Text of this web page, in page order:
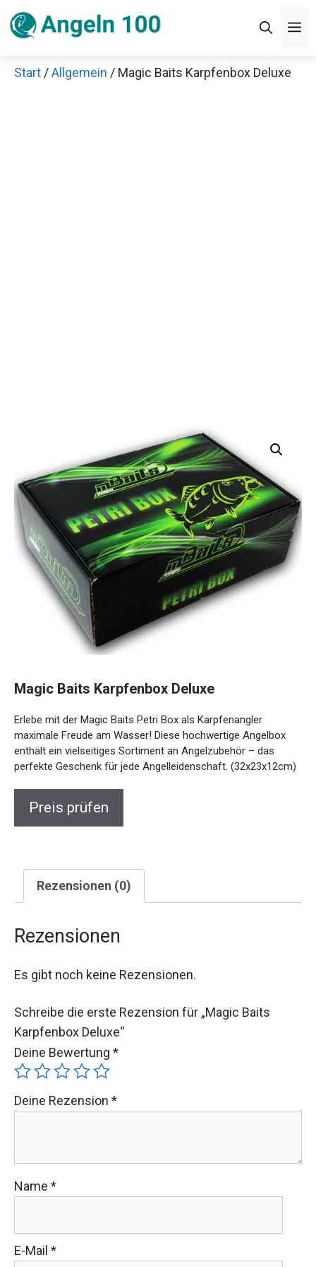
Zum
Inhalt
Start /Allgemein / Magic Baits Karpfenbox Deluxe
Magic Baits Karpfenbox Deluxe
Erlebe mit der Magic Baits Petri Box als Karpfenangler
maximale Freude am Wasser! Diese hochwertige Angelbox
enthält ein vielseitiges Sortiment an Angelzubehör – das
perfekte Geschenk für jede Angelleidenschaft. (32x23x12cm)
Preis prüfen
Rezensionen (0)
Rezensionen
Es gibt noch keine Rezensionen.
Schreibe die erste Rezension für „Magic Baits
Karpfenbox Deluxe“
Deine Bewertung *
Deine Rezension *
Name *
E-Mail *